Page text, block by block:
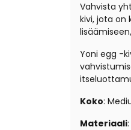
Vahvista
kivi, jota on
Yoni egg -
Koko:
Materiaali